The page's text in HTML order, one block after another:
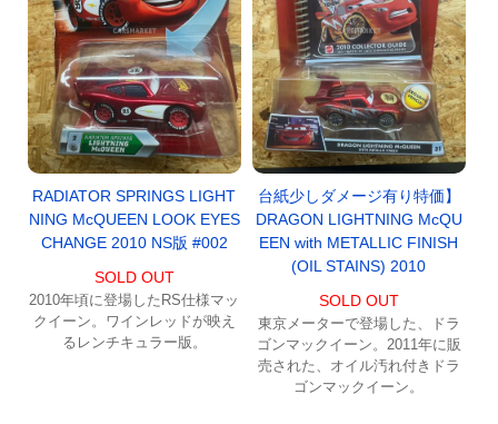
RADIATOR SPRINGS LIGHT
NING McQUEEN LOOK EYES
CHANGE 2010 NS版 #002
SOLD OUT
2010年頃に登場したRS仕様マッ
クイーン。ワインレッドが映え
るレンチキュラー版。
台紙少しダメージ有り特価】
DRAGON LIGHTNING McQU
EEN with METALLIC FINISH
(OIL STAINS) 2010
SOLD OUT
東京メーターで登場した、ドラ
ゴンマックイーン。2011年に販
売された、オイル汚れ付きドラ
ゴンマックイーン。